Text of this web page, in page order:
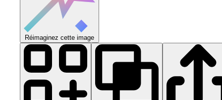
Réimaginez cette image